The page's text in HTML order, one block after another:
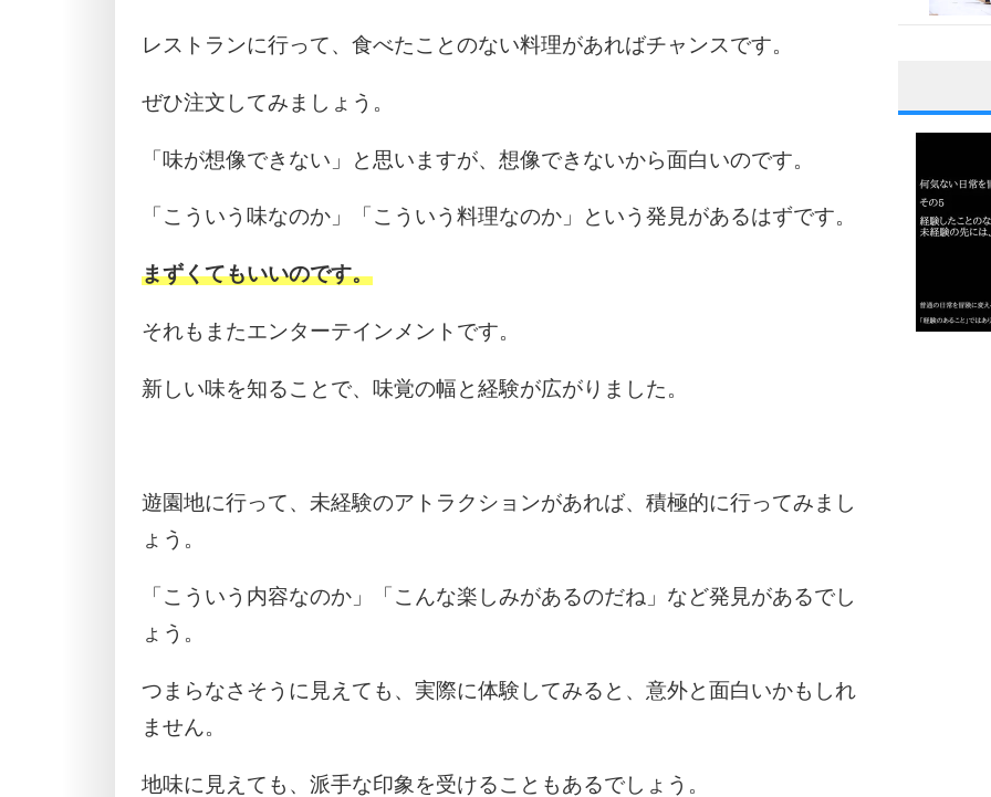
レストランに行って、食べたことのない料理があればチャンスです。
ぜひ注文してみましょう。
「味が想像できない」と思いますが、想像できないから面白いのです。
「こういう味なのか」「こういう料理なのか」という発見があるはずです。
まずくてもいいのです。
それもまたエンターテインメントです。
新しい味を知ることで、味覚の幅と経験が広がりました。
遊園地に行って、未経験のアトラクションがあれば、積極的に行ってみまし
ょう。
「こういう内容なのか」「こんな楽しみがあるのだね」など発見があるでし
ょう。
つまらなさそうに見えても、実際に体験してみると、意外と面白いかもしれ
ません。
地味に見えても、派手な印象を受けることもあるでしょう。
1
3